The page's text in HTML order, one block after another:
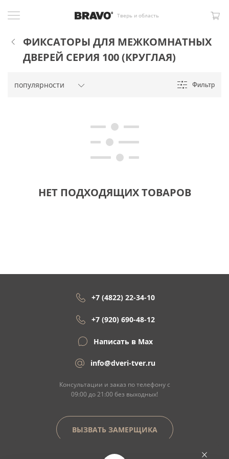
Тверь и область
ФИКСАТОРЫ ДЛЯ МЕЖКОМНАТНЫХ
ДВЕРЕЙ СЕРИЯ 100 (КРУГЛАЯ)
Фильтр
НЕТ ПОДХОДЯЩИХ ТОВАРОВ
+7 (4822) 22-34-10
+7 (920) 690-48-12
Написать в Max
info@dveri-tver.ru
Консультации и заказ по телефону с
09:00 до 21:00 без выходных!
ВЫЗВАТЬ ЗАМЕРЩИКА